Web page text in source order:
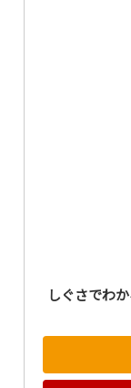
しぐさでわ